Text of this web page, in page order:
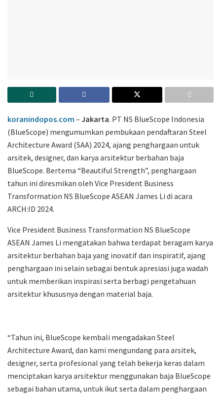
koranindopos.com – Jakarta. PT NS BlueScope Indonesia
(BlueScope) mengumumkan pembukaan pendaftaran Steel
Architecture Award (SAA) 2024, ajang penghargaan untuk
arsitek, designer, dan karya arsitektur berbahan baja
BlueScope. Bertema “Beautiful Strength”, penghargaan
tahun ini diresmikan oleh Vice President Business
Transformation NS BlueScope ASEAN James Li di acara
ARCH:ID 2024.
Vice President Business Transformation NS BlueScope
ASEAN James Li mengatakan bahwa terdapat beragam karya
arsitektur berbahan baja yang inovatif dan inspiratif, ajang
penghargaan ini selain sebagai bentuk apresiasi juga wadah
untuk memberikan inspirasi serta berbagi pengetahuan
arsitektur khususnya dengan material baja.
“Tahun ini, BlueScope kembali mengadakan Steel
Architecture Award, dan kami mengundang para arsitek,
designer, serta profesional yang telah bekerja keras dalam
menciptakan karya arsitektur menggunakan baja BlueScope
sebagai bahan utama, untuk ikut serta dalam penghargaan